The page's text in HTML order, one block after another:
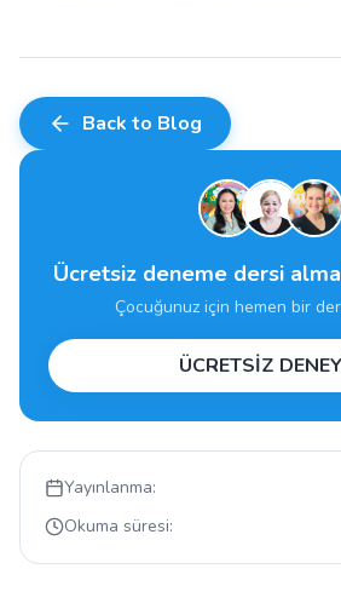
Back to Blog
Ücretsiz deneme dersi
Çocuğunuz için hemen bir
ÜCRETSİZ
Yayınlanma:
Okuma süresi: